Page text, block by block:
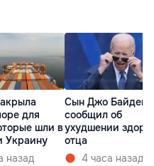
для
шли в
Украину
назад
Сын Джо Байдена
сообщил об
ухудшении
отца
4 часа назад